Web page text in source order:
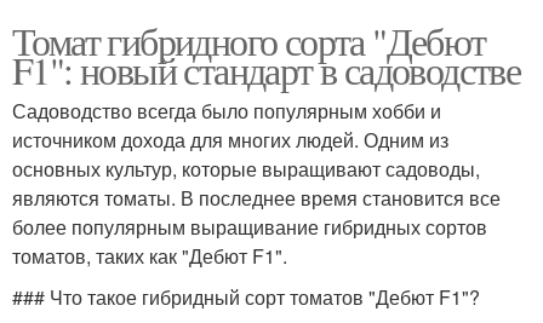
Томат гибридного сорта "Дебют
F1": новый стандарт в садоводстве
Садоводство всегда было популярным хобби и
источником дохода для многих людей. Одним из
основных культур, которые выращивают садоводы,
являются томаты. В последнее время становится все
более популярным выращивание гибридных сортов
томатов, таких как "Дебют F1".
### Что такое гибридный сорт томатов "Дебют F1"?